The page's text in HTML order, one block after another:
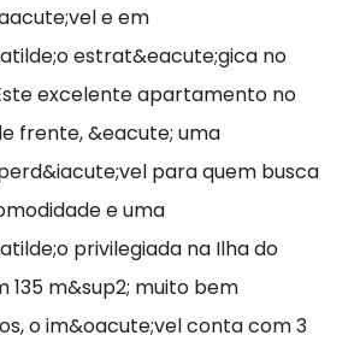
e em
estrat&eacute;gica no
excelente apartamento no
frente, &eacute; uma
para quem busca
e uma
privilegiada na Ilha do
135 m&sup2; muito bem
o im&oacute;vel conta com 3